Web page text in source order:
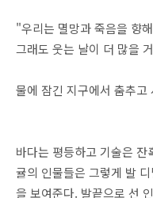
"우리는 멸망과 죽음을 향
그래도 웃는 날이 더 많을
물에 잠긴 지구에서 춤추고
바다는 평등하고 기술은
귤의 인물들은 그렇게 발
을 보여준다. 발끝으로 선